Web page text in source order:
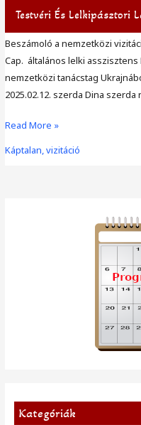
Testvéri És Lelkipásztori
Beszámoló a nemzetközi
Cap. általános lelki asszisztens
nemzetközi tanácstag
2025.02.12. szerda Dina
Testvéri
lelkipásztori
Read More »
Káptalan, vizitáció
Kategóriák